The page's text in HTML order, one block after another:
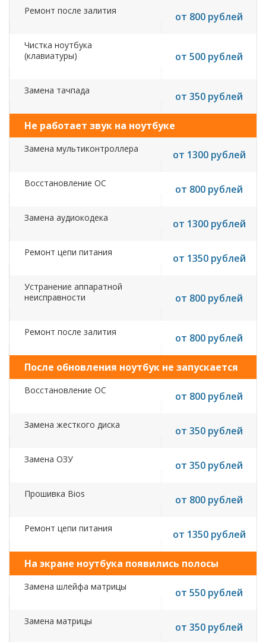
Ремонт после залития от 800 рублей
Чистка ноутбука
(клавиатуры)
от 500 рублей
Замена тачпада от 350 рублей
Не работает звук на ноутбуке
Замена мультиконтроллера от 1300 рублей
Восстановление ОС от 800 рублей
Замена аудиокодека от 1300 рублей
Ремонт цепи питания от 1350 рублей
Устранение аппаратной
неисправности
от 800 рублей
Ремонт после залития от 800 рублей
После обновления ноутбук не запускается
Восстановление ОС от 800 рублей
Замена жесткого диска от 350 рублей
Замена ОЗУ от 350 рублей
Прошивка Bios от 800 рублей
Ремонт цепи питания от 1350 рублей
На экране ноутбука появились полосы
Замена шлейфа матрицы от 550 рублей
Замена матрицы от 350 рублей